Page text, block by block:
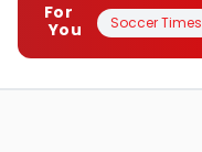
For
You
Soccer Times